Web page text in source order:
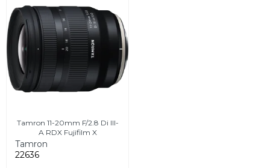
Tamron 11-20mm F/2.8 Di III-
A RDX Fujifilm X
Tamron
22636